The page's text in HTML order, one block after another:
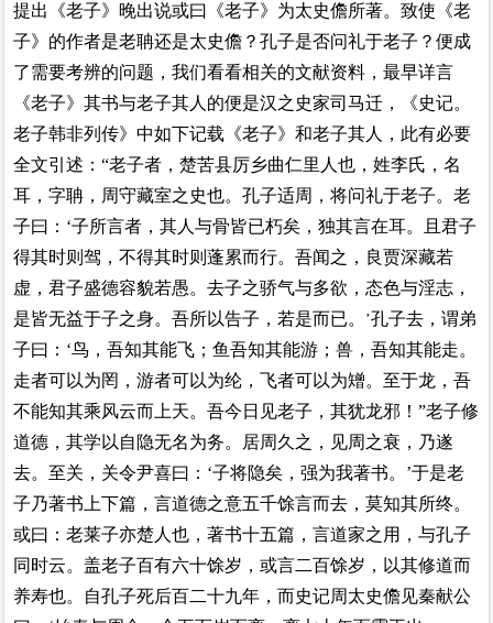
提出《老子》晚出说或曰《老子》为太史儋所著。致使《老
子》的作者是老聃还是太史儋？孔子是否问礼于老子？便成
了需要考辨的问题，我们看看相关的文献资料，最早详言
《老子》其书与老子其人的便是汉之史家司马迁，《史记。
老子韩非列传》中如下记载《老子》和老子其人，此有必要
全文引述：“老子者，楚苦县厉乡曲仁里人也，姓李氏，名
耳，字聃，周守藏室之史也。孔子适周，将问礼于老子。老
子曰：‘子所言者，其人与骨皆已朽矣，独其言在耳。且君子
得其时则驾，不得其时则蓬累而行。吾闻之，良贾深藏若
虚，君子盛德容貌若愚。去子之骄气与多欲，态色与淫志，
是皆无益于子之身。吾所以告子，若是而已。
’孔子去，谓弟
子曰：‘鸟，吾知其能飞；鱼吾知其能游；兽，吾知其能走。
走者可以为罔，游者可以为纶，飞者可以为矰。至于龙，吾
不能知其乘风云而上天。吾今日见老子，其犹龙邪！”老子修
道德，其学以自隐无名为务。居周久之，见周之衰，乃遂
去。至关，关令尹喜曰：‘子将隐矣，强为我著书。’于是老
子乃著书上下篇，言道德之意五千馀言而去，莫知其所终。
或曰：老莱子亦楚人也，著书十五篇，言道家之用，与孔子
同时云。盖老子百有六十馀岁，或言二百馀岁，以其修道而
养寿也。自孔子死后百二十九年，而史记周太史儋见秦献公